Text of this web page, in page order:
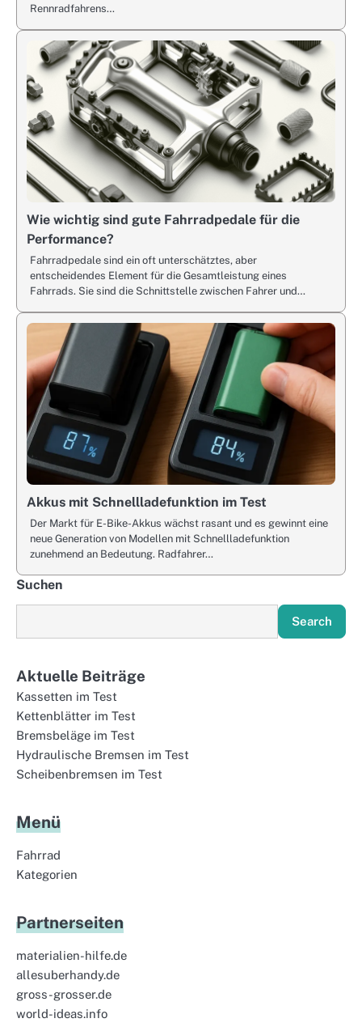
Rennradfahrens…
Wie wichtig sind gute Fahrradpedale für die
Performance?
Fahrradpedale sind ein oft unterschätztes, aber
entscheidendes Element für die Gesamtleistung eines
Fahrrads. Sie sind die Schnittstelle zwischen Fahrer und…
Akkus mit Schnellladefunktion im Test
Der Markt für E-Bike-Akkus wächst rasant und es gewinnt eine
neue Generation von Modellen mit Schnellladefunktion
zunehmend an Bedeutung. Radfahrer…
Suchen
Search
Aktuelle Beiträge
Kassetten im Test
Kettenblätter im Test
Bremsbeläge im Test
Hydraulische Bremsen im Test
Scheibenbremsen im Test
Menü
Fahrrad
Kategorien
Partnerseiten
materialien-hilfe.de
allesuberhandy.de
gross-grosser.de
world-ideas.info